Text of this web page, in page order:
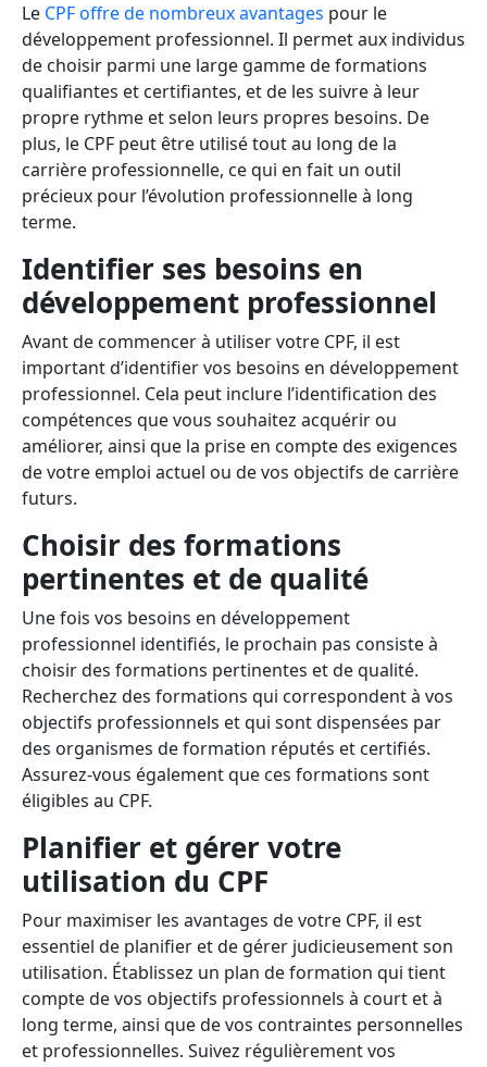
Le CPF offre de nombreux avantages pour le
développement professionnel. Il permet aux individus
de choisir parmi une large gamme de formations
qualifiantes et certifiantes, et de les suivre à leur
propre rythme et selon leurs propres besoins. De
plus, le CPF peut être utilisé tout au long de la
carrière professionnelle, ce qui en fait un outil
précieux pour l’évolution professionnelle à long
terme.
Identifier ses besoins en
développement professionnel
Avant de commencer à utiliser votre CPF, il est
important d’identifier vos besoins en développement
professionnel. Cela peut inclure l’identification des
compétences que vous souhaitez acquérir ou
améliorer, ainsi que la prise en compte des exigences
de votre emploi actuel ou de vos objectifs de carrière
futurs.
Choisir des formations
pertinentes et de qualité
Une fois vos besoins en développement
professionnel identifiés, le prochain pas consiste à
choisir des formations pertinentes et de qualité.
Recherchez des formations qui correspondent à vos
objectifs professionnels et qui sont dispensées par
des organismes de formation réputés et certifiés.
Assurez-vous également que ces formations sont
éligibles au CPF.
Planifier et gérer votre
utilisation du CPF
Pour maximiser les avantages de votre CPF, il est
essentiel de planifier et de gérer judicieusement son
utilisation. Établissez un plan de formation qui tient
compte de vos objectifs professionnels à court et à
long terme, ainsi que de vos contraintes personnelles
et professionnelles. Suivez régulièrement vos